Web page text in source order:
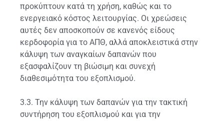
προκύπτουν κατά τη χρήση, καθώς και το
ενεργειακό κόστος λειτουργίας. Οι χρεώσεις
αυτές δεν αποσκοπούν σε κανενός είδους
κερδοφορία για το ΑΠΘ, αλλά αποκλειστικά στην
κάλυψη των αναγκαίων δαπανών που
εξασφαλίζουν τη βιώσιμη και συνεχή
διαθεσιμότητα του εξοπλισμού.
3.3. Την κάλυψη των δαπανών για την τακτική
συντήρηση του εξοπλισμού και για την